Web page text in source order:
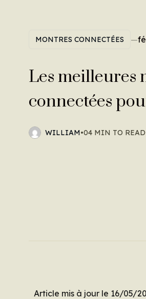
MONTRES CONNECTÉES —
Les meilleures
connectées
WILLIAM•04 MIN TO READ
Article mis à jour le 16/05/